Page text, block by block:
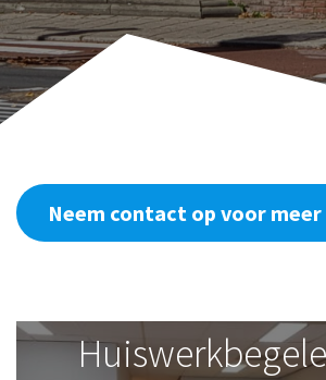
Neem contact op voor